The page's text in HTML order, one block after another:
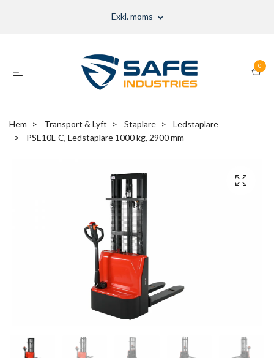
Exkl. moms
0
Hem Transport & Lyft Staplare
Ledstaplare
PSE10L-C, Ledstaplare 1000 kg, 2900 mm